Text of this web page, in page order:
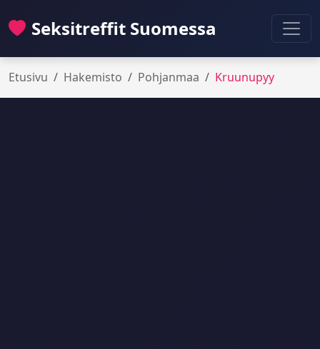
Seksitreffit Suomessa
Etusivu Hakemisto Pohjanmaa Kruunupyy